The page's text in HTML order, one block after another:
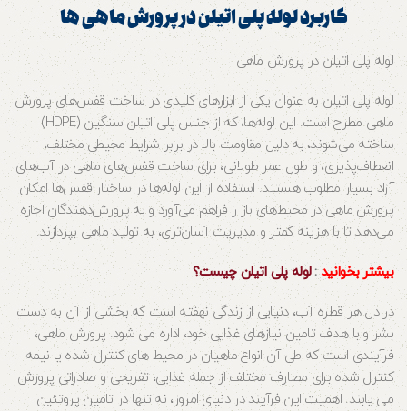
کاربرد لوله پلی اتیلن در پرورش ماهی ها
لوله پلی اتیلن در پرورش ماهی
لوله پلی اتیلن به عنوان یکی از ابزارهای کلیدی در ساخت قفس‌های پرورش
ماهی مطرح است. این لوله‌ها، که از جنس پلی اتیلن سنگین (HDPE)
ساخته می‌شوند، به دلیل مقاومت بالا در برابر شرایط محیطی مختلف،
انعطاف‌پذیری، و طول عمر طولانی، برای ساخت قفس‌های ماهی در آب‌های
آزاد بسیار مطلوب هستند. استفاده از این لوله‌ها در ساختار قفس‌ها امکان
پرورش ماهی در محیط‌های باز را فراهم می‌آورد و به پرورش‌دهندگان اجازه
می‌دهد تا با هزینه کمتر و مدیریت آسان‌تری، به تولید ماهی بپردازند.
بیشتر بخوانید:لوله پلی اتیلن چیست؟
در دل هر قطره آب، دنیایی از زندگی نهفته است که بخشی از آن به دست
بشر و با هدف تامین نیازهای غذایی خود، اداره می شود. پرورش ماهی،
فرآیندی است که طی آن انواع ماهیان در محیط های کنترل شده یا نیمه
کنترل شده برای مصارف مختلف از جمله غذایی، تفریحی و صادراتی پرورش
می یابند. اهمیت این فرآیند در دنیای امروز، نه تنها در تامین پروتئین